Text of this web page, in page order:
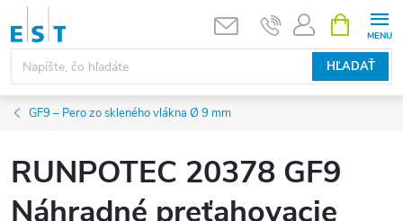
Prejsť
obsah
HĽADAŤ
KOŠÍK
GF9 – Pero zo skleného vlákna Ø 9 mm
RUNPOTEC 20378 GF9
Náhradné preťahovacie